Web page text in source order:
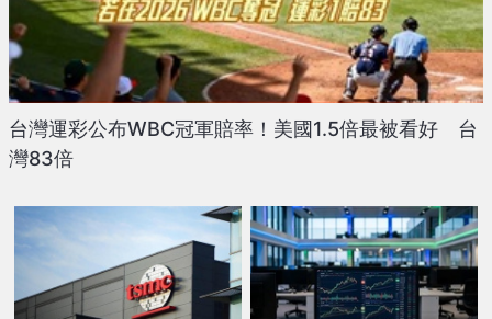
台灣運彩公布WBC冠軍賠率！美國1.5倍最被看好 台
灣83倍